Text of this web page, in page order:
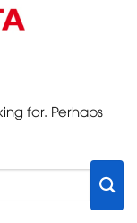
for. Perhaps